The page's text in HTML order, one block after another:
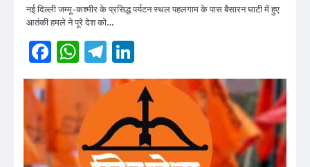
नई दिल्ली जम्मू-कश्मीर के प्रसिद्ध पर्यटन स्थल पहलगाम के पास बैसारन घाटी में हुए
आतंकी हमले ने पूरे देश को…
Facebook
WhatsApp
Telegram